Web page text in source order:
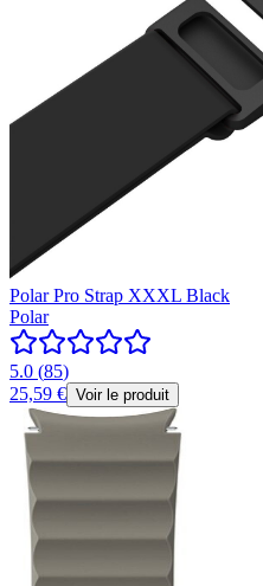
Polar Pro Strap XXXL Black
Polar
5.0 (85)
25,59 € Voir le produit